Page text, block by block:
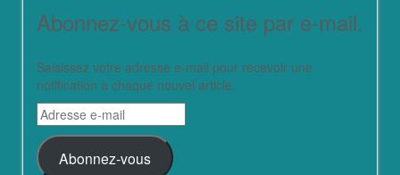
Abonnez-vous à ce site par e-mail.
Saisissez votre adresse e-mail pour recevoir une
notification à chaque nouvel article.
Adresse
e-
mail
Abonnez-vous